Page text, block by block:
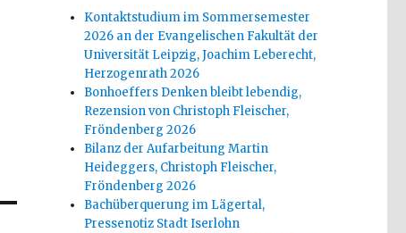
Kontaktstudium im Sommersemester
2026 an der Evangelischen Fakultät der
Universität Leipzig, Joachim Leberecht,
Herzogenrath 2026
Bonhoeffers Denken bleibt lebendig,
Rezension von Christoph Fleischer,
Fröndenberg 2026
Bilanz der Aufarbeitung Martin
Heideggers, Christoph Fleischer,
Fröndenberg 2026
Bachüberquerung im Lägertal,
Pressenotiz Stadt Iserlohn